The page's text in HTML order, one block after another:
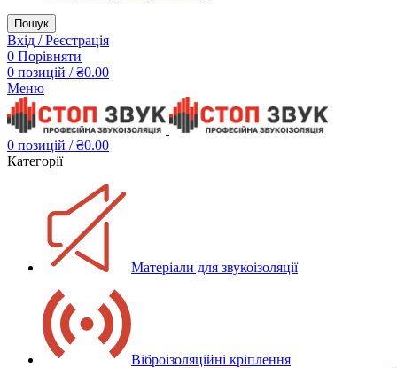
Пошук
Вхід / Реєстрація
0 Порівняти
0 позицій / ₴0.00
Меню
0 позицій / ₴0.00
Категорії
Матеріали для звукоізоляції
Віброізоляційні кріплення